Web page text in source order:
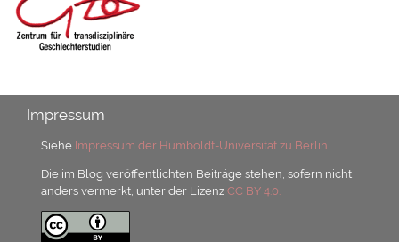
Impressum
Siehe Impressum der Humboldt-Universität zu Berlin
Die im Blog veröffentlichten Beiträge stehen, sofern nicht
anders vermerkt, unter der LizenzCC BY 4.0.